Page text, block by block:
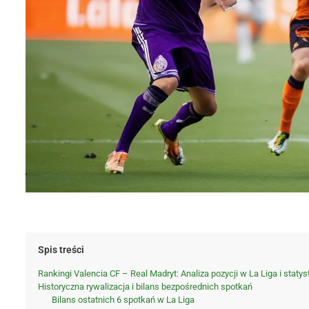
Spis treści
Rankingi Valencia CF – Real Madryt: Analiza pozycji w La Liga i
Historyczna rywalizacja i bilans bezpośrednich spotkań
Bilans ostatnich 6 spotkań w La Liga